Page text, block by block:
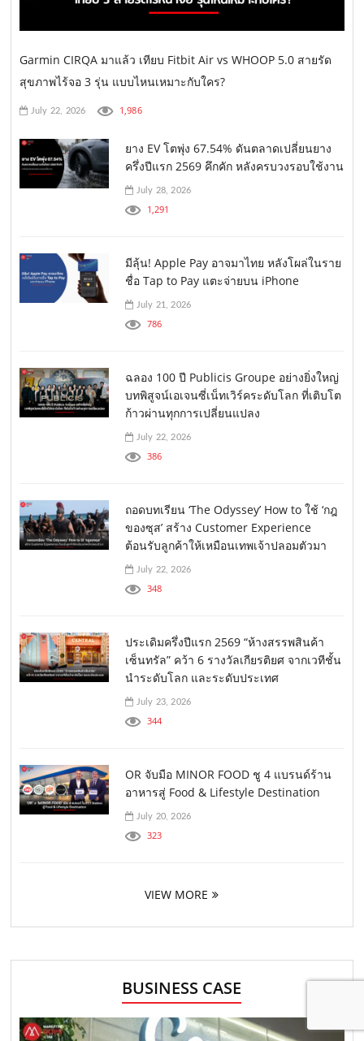
Garmin CIRQA มาแล้ว เทียบ Fitbit Air vs WHOOP 5.0 สายรัด
สุขภาพไร้จอ 3 รุ่น แบบไหนเหมาะกับใคร?
July 22, 2026 1,986
ยาง EV โตพุ่ง 67.54% ดันตลาดเปลี่ยนยาง
ครึ่งปีแรก 2569 คึกคัก หลังครบวงรอบใช้งาน
July 28, 2026
1,291
มีลุ้น! Apple Pay อาจมาไทย หลังโผล่ในราย
ชื่อ Tap to Pay แตะจ่ายบน iPhone
July 21, 2026
786
ฉลอง 100 ปี Publicis Groupe อย่างยิ่งใหญ่
บทพิสูจน์เอเจนซี่เน็ทเวิร์คระดับโลก ที่เติบโต
ก้าวผ่านทุกการเปลี่ยนแปลง
July 22, 2026
386
ถอดบทเรียน ‘The Odyssey’ How to ใช้ ‘กฎ
ของซุส’ สร้าง Customer Experience
ต้อนรับลูกค้าให้เหมือนเทพเจ้าปลอมตัวมา
July 22, 2026
348
ประเดิมครึ่งปีแรก 2569 “ห้างสรรพสินค้า
เซ็นทรัล” คว้า 6 รางวัลเกียรติยศ จากเวทีชั้น
นำระดับโลก และระดับประเทศ
July 23, 2026
344
OR จับมือ MINOR FOOD ชู 4 แบรนด์ร้าน
อาหารสู่ Food & Lifestyle Destination
July 20, 2026
323
VIEW MORE
BUSINESS CASE